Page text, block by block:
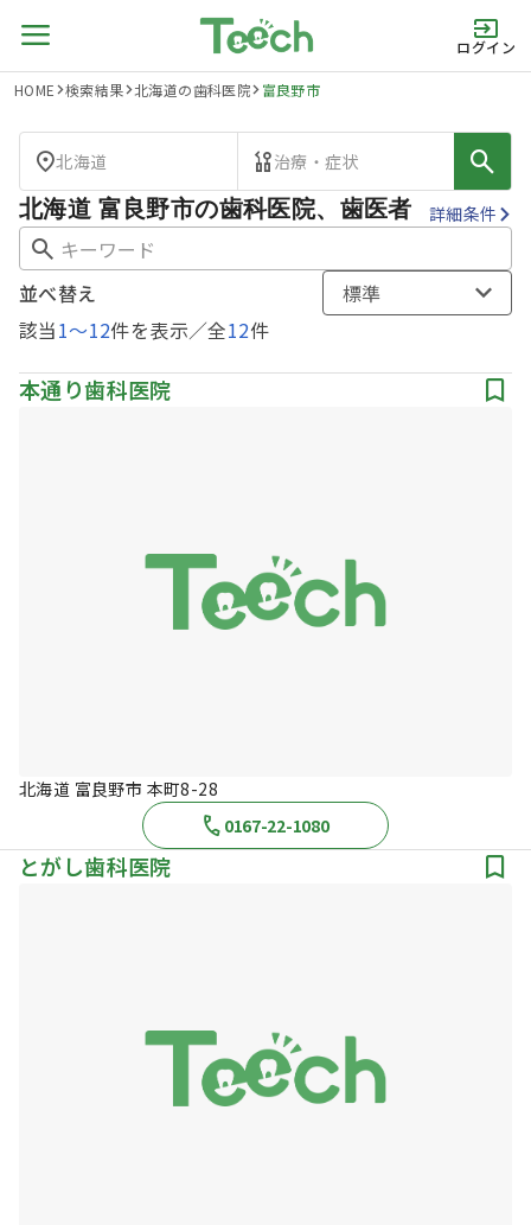
ログイン
HOME 検索結果 北海道の歯科医院 富良野市
北海道 治療・症状
北海道 富良野市の歯科医院、歯医者 詳細条件
該当1〜12件を表示／全12件
並べ替え 標準
本通り歯科医院
北海道 富良野市 本町8-28
0167-22-1080
とがし歯科医院